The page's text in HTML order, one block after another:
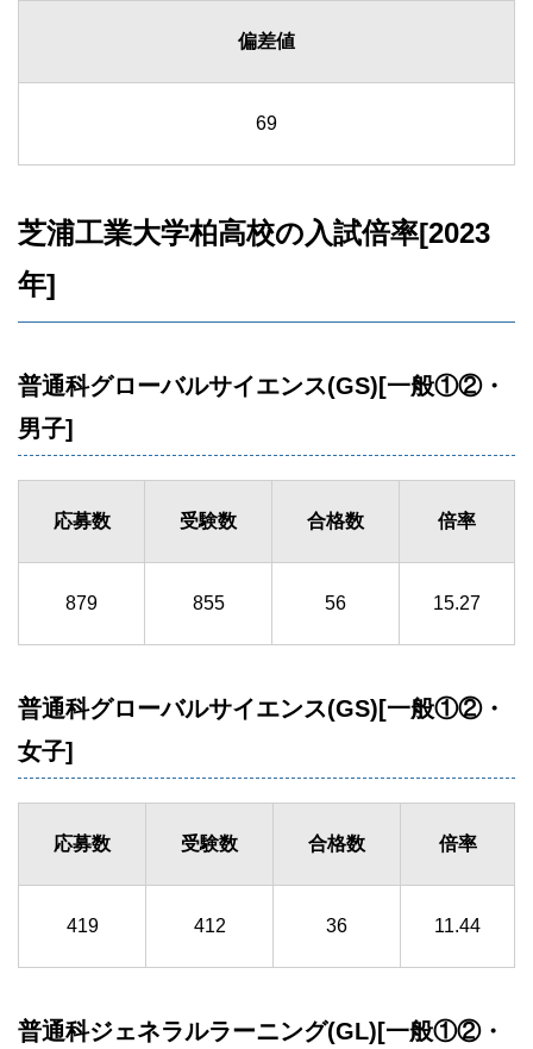
偏差値
69
芝浦工業大学柏高校の入試倍率[2023
年]
普通科グローバルサイエンス(GS)[一般①②・
男子]
応募数 受験数 合格数 倍率
879 855 56 15.27
普通科グローバルサイエンス(GS)[一般①②・
女子]
応募数 受験数 合格数 倍率
419 412 36 11.44
普通科ジェネラルラーニング(GL)[一般①②・